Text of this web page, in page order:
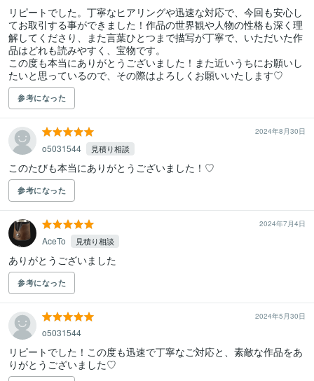
リピートでした。丁寧なヒアリングや迅速な対応で、今回も安心し
てお取引する事ができました！作品の世界観や人物の性格も深く理
解してくださり、また言葉ひとつまで描写が丁寧で、いただいた作
品はどれも読みやすく、宝物です。
この度も本当にありがとうございました！また近いうちにお願いし
たいと思っているので、その際はよろしくお願いいたします♡
参考になった
2024年8月30日
o5031544 見積り相談
このたびも本当にありがとうございました！♡
参考になった
2024年7月4日
AceTo 見積り相談
ありがとうございました
参考になった
2024年5月30日
o5031544
リピートでした！この度も迅速で丁寧なご対応と、素敵な作品をあ
りがとうございました♡